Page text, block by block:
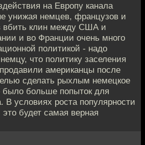
на Европу канала
унижая немцев, французов и
вбить клин между США и
и во Франции очень много
политикой - надо
что политику заселения
американцы после
сделать рыхлым немецкое
больше попыток для
В условиях роста популярности
будет самая верная